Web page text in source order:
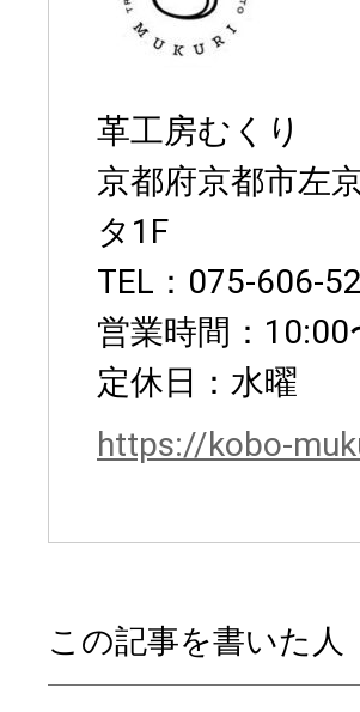
革工房むくり
京都府京都市左
タ1F
TEL：075-606-
営業時間：10:00
定休日：水曜
https://kobo-
この記事を書いた人